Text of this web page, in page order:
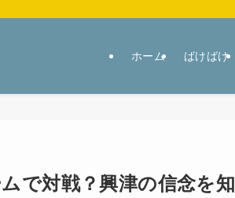
ホーム ばけばけ
で対戦？興津の信念を知